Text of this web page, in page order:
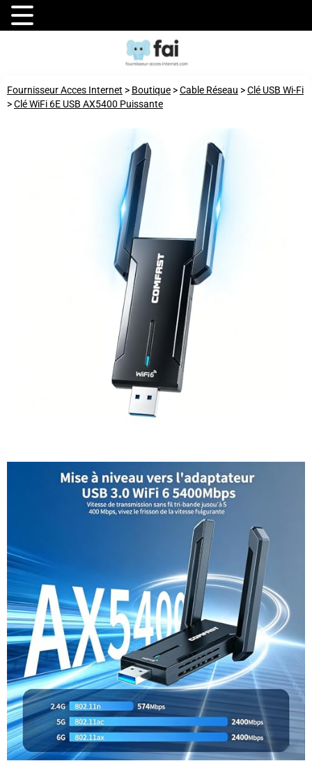
Fournisseur Acces Internet > Boutique >Cable Réseau >Clé USB Wi-Fi
>Clé WiFi 6E USB AX5400 Puissante